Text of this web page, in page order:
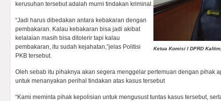
Ketua Komisi I DPRD
kerusuhan tersebut adalah murni tindakan kriminal.
“Jadi harus dibedakan antara kebakaran dengan
pembakaran. Kalau kebakaran bisa jadi akibat
kelalaian masih bisa ditolerir tapi kalau
pembakaran, itu sudah kejahatan,”jelas Politisi
PKB tersebut.
Oleh sebab itu pihaknya akan segera menggelar pertemuan dengan pihak
untuk menanyakan perihal tindakan atas kasus tersebut
“Kami meminta pihak kepolisian untuk mengusust tuntas kasus tersebut,